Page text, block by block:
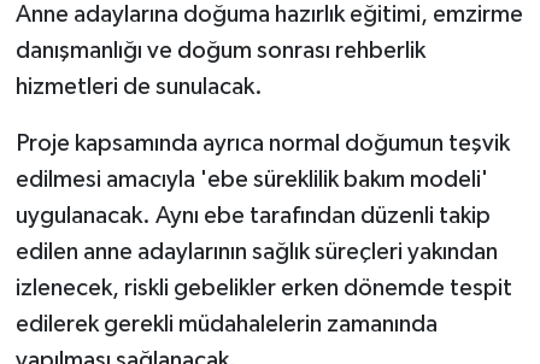
Anne adaylarına doğuma hazırlık eğitimi, emzirme
danışmanlığı ve doğum sonrası rehberlik
hizmetleri de sunulacak.
Proje kapsamında ayrıca normal doğumun teşvik
edilmesi amacıyla 'ebe süreklilik bakım modeli'
uygulanacak. Aynı ebe tarafından düzenli takip
edilen anne adaylarının sağlık süreçleri yakından
izlenecek, riskli gebelikler erken dönemde tespit
edilerek gerekli müdahalelerin zamanında